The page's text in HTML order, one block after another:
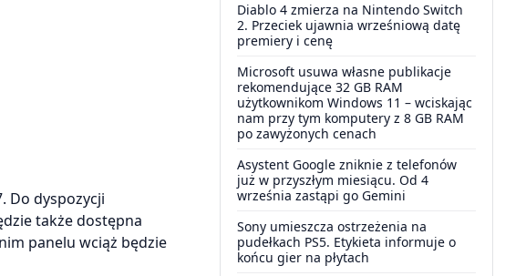
Do dyspozycji
także dostępna
panelu wciąż będzie
Diablo 4 zmierza na Nintendo Switch
2. Przeciek ujawnia wrześniową datę
premiery i cenę
Microsoft usuwa własne publikacje
rekomendujące 32 GB RAM
użytkownikom Windows 11 – wciskając
nam przy tym komputery z 8 GB RAM
po zawyżonych cenach
Asystent Google zniknie z telefonów
już w przyszłym miesiącu. Od 4
września zastąpi go Gemini
Sony umieszcza ostrzeżenia na
pudełkach PS5. Etykieta informuje o
końcu gier na płytach